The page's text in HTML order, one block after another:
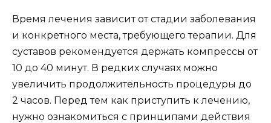
Время лечения зависит от стадии заболевания
и конкретного места, требующего терапии. Для
суставов рекомендуется держать компрессы от
10 до 40 минут. В редких случаях можно
увеличить продолжительность процедуры до
2 часов. Перед тем как приступить к лечению,
нужно ознакомиться с принципами действия